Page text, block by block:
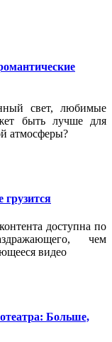
свет, любимые
быть лучше для
атмосферы?
грузится
доступна по
чем
видео
Больше,